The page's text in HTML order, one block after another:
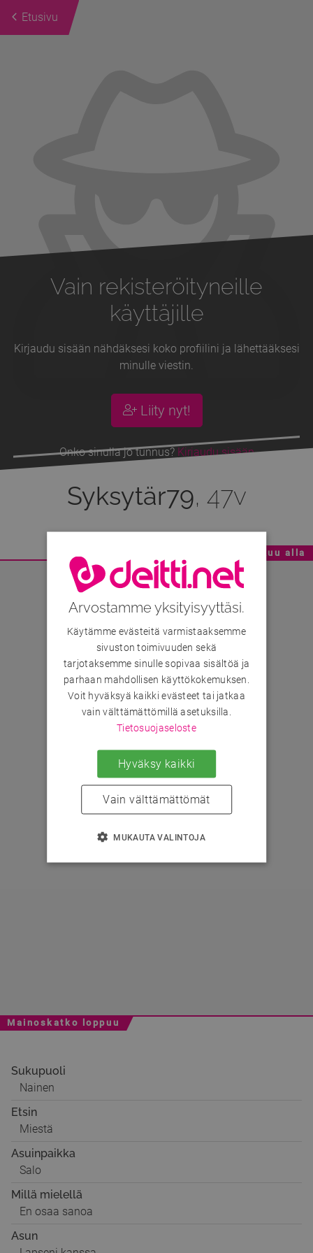
Etusivu
Vain rekisteröityneille
käyttäjille
Kirjaudu sisään nähdäksesi koko profiilini ja lähettääksesi
minulle viestin.
Liity nyt!
Onko sinulla jo tunnus? Kirjaudu sisään
Syksytär79, 47v
Mainoskatko - Sisältö jatkuu alla
Mainoskatko loppuu
Sukupuoli
Nainen
Etsin
Miestä
Asuinpaikka
Salo
Millä mielellä
En osaa sanoa
Asun
Arvostamme yksityisyyttäsi.
Käytämme evästeitä varmistaaksemme
sivuston toimivuuden sekä
tarjotaksemme sinulle sopivaa sisältöä ja
parhaan mahdollisen käyttökokemuksen.
Voit hyväksyä kaikki evästeet tai jatkaa
vain välttämättömillä asetuksilla.
Tietosuojaseloste
Hyväksy kaikki
Vain välttämättömät
MUKAUTA VALINTOJA